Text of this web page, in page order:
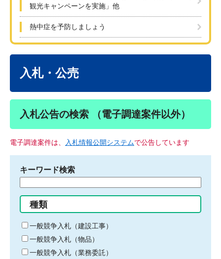
観光キャンペーンを実施」他
熱中症を予防しましょう
入札・公売
入札公告の検索 （電子調達案件以外）
電子調達案件は、 入札情報公開システムで公告しています
キーワード検索
る
キ
ー
ワ
ー
種類
一般競争入札（建設工事）
一般競争入札（物品）
一般競争入札（業務委託）